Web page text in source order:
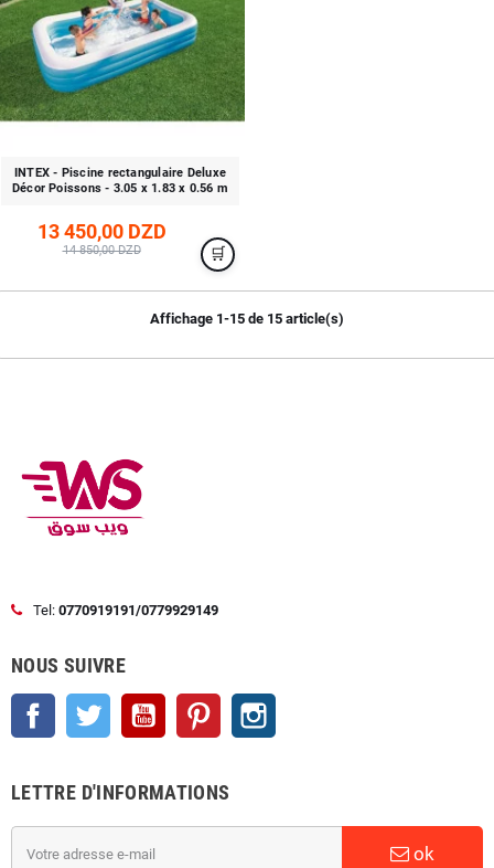
INTEX - Piscine rectangulaire Deluxe
Décor Poissons - 3.05 x 1.83 x 0.56 m
13 450,00 DZD
14 850,00 DZD
Affichage 1-15 de 15 article(s)
Tel: 0770919191/0779929149
NOUS SUIVRE
Facebook Twitter YouTube Pinterest
LETTRE D'INFORMATIONS
ok